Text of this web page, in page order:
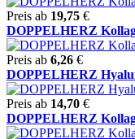
Preis ab 19,75 €
DOPPELHERZ
Preis ab 6,26 €
DOPPELHERZ
Preis ab 14,70 €
DOPPELHERZ